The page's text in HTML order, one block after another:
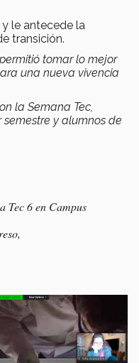
le antecede la
transición.
tomar lo mejor
una nueva vivencia
la Semana Tec,
y alumnos de
Tec 6 en Campus